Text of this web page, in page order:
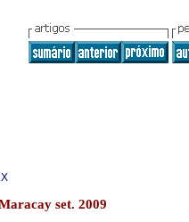
set. 2009